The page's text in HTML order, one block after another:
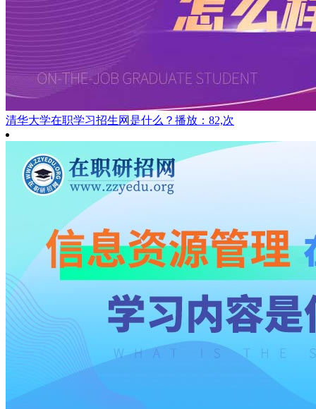
清华大学在职学习招生网是什么？ 播放：82,次